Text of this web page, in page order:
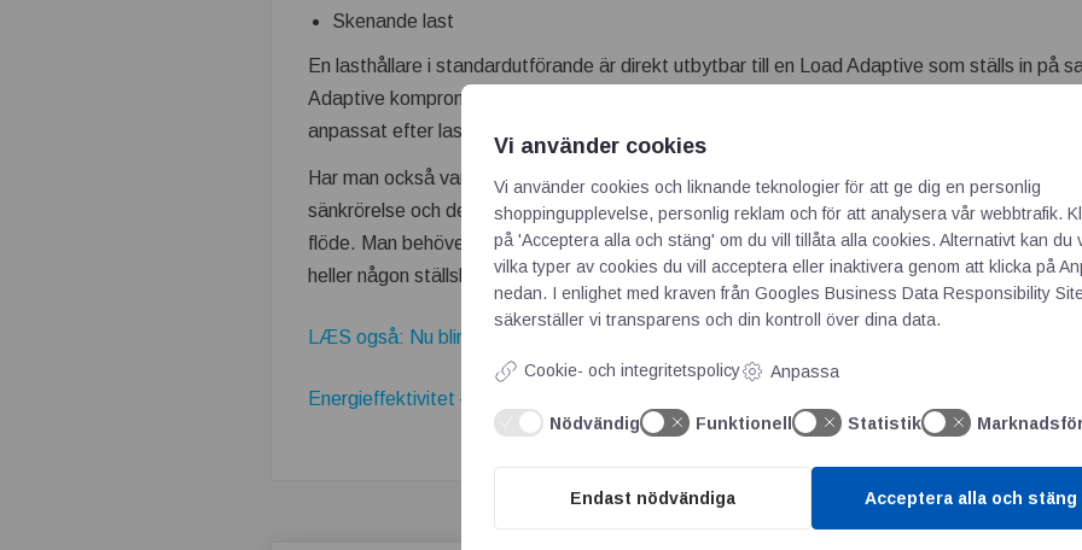
Skenande last
En lasthållare i standardutförande är direkt utbytbar till en Load Adaptive som ställs in på
Adaptive kompromissar aldrig med stabiliteten men man får en lägre energiåtgång då den
anpassat efter lasten.
Har man också varierande flöde passar Load Match utmärkt. Med sin speciella utformning
sänkrörelse och den kan lösa problem med svängningar och hackningar eftersom den kan
flöde. Man behöver inte ställa in en Load Match då den känner av lasten och ställer in sig
heller någon ställskruv på ventilen. Detta ökar säkerheten då ingen obehörig kan felaktigt
LÆS også: Nu blir produktionen av torris enkel!
Energieffektivitet – spara upp till 30% med lasthållarna Load Adaptive och Load Match's
Vi använder cookies
Vi använder cookies och liknande teknologier för att ge dig en personlig
shoppingupplevelse, personlig reklam och för att analysera vår webbtrafik.
på 'Acceptera alla och stäng' om du vill tillåta alla cookies. Alternativt kan du
vilka typer av cookies du vill acceptera eller inaktivera genom att klicka på
nedan. I enlighet med kraven från Googles Business Data Responsibility
säkerställer vi transparens och din kontroll över dina data.
Cookie- och integritetspolicy Anpassa
Nödvändig Funktionell Statistik
Endast nödvändiga Acceptera alla och stäng